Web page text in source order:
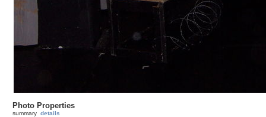
Photo Properties
summary details